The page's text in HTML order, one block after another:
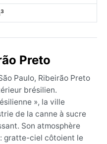
Preto
Paulo, Ribeirão Preto
brésilien.
», la ville
de la canne à sucre
Son atmosphère
gratte-ciel côtoient le